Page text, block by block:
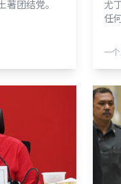
团结党。
尤
任
一